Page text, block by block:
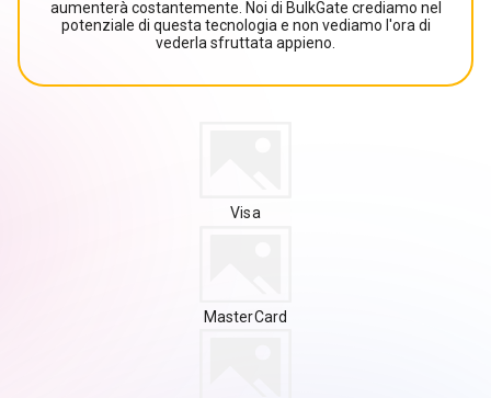
aumenterà costantemente. Noi di BulkGate crediamo nel
potenziale di questa tecnologia e non vediamo l'ora di
vederla sfruttata appieno.
Visa
MasterCard